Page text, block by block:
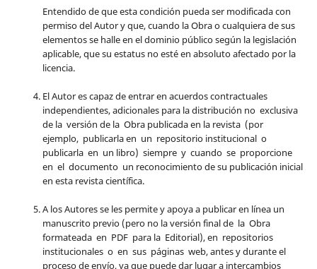
Entendido de que esta condición pueda ser modificada con
permiso del Autor y que, cuando la Obra o cualquiera de sus
elementos se halle en el dominio público según la legislación
aplicable, que su estatus no esté en absoluto afectado por la
licencia.
El Autor es capaz de entrar en acuerdos contractuales
independientes, adicionales para la distribución no exclusiva
de la versión de la Obra publicada en la revista (por
ejemplo, publicarla en un repositorio institucional o
publicarla en un libro) siempre y cuando se proporcione
en el documento un reconocimiento de su publicación inicial
en esta revista científica.
A los Autores se les permite y apoya a publicar en línea un
manuscrito previo (pero no la versión final de la Obra
formateada en PDF para la Editorial), en repositorios
institucionales o en sus páginas web, antes y durante el
proceso de envío, ya que puede dar lugar a intercambios